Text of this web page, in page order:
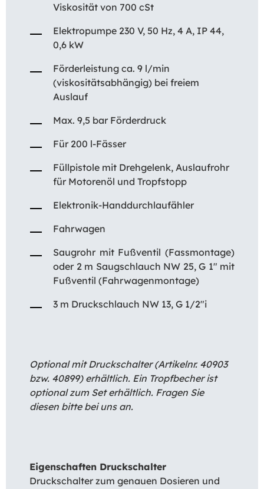
Viskosität von 700 cSt
Elektropumpe 230 V, 50 Hz, 4 A, IP 44,
0,6 kW
Förderleistung ca. 9 l/min
(viskositätsabhängig) bei freiem
Auslauf
Max. 9,5 bar Förderdruck
Für 200 l-Fässer
Füllpistole mit Drehgelenk, Auslaufrohr
für Motorenöl und Tropfstopp
Elektronik-Handdurchlaufähler
Fahrwagen
Saugrohr mit Fußventil (Fassmontage)
oder 2 m Saugschlauch NW 25, G 1″ mit
Fußventil (Fahrwagenmontage)
3 m Druckschlauch NW 13, G 1/2″i
Optional mit Druckschalter (Artikelnr. 40903
bzw. 40899) erhältlich. Ein Tropfbecher ist
optional zum Set erhältlich. Fragen Sie
diesen bitte bei uns an.
Eigenschaften Druckschalter
Druckschalter zum genauen Dosieren und